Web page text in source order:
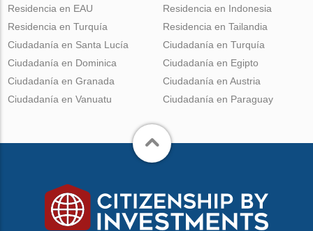
Residencia en EAU
Residencia en Turquía
Residencia en Indonesia
Residencia en Tailandia
Ciudadanía en Santa Lucía
Ciudadanía en Dominica
Ciudadanía en Granada
Ciudadanía en Vanuatu
Ciudadanía en Turquía
Ciudadanía en Egipto
Ciudadanía en Austria
Ciudadanía en Paraguay